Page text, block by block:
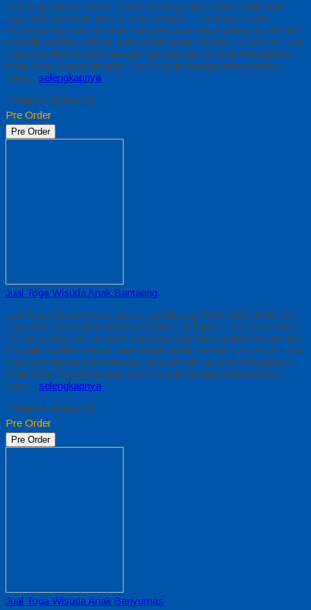
Jual Toga Wisuda Anak Jepara Hubungi 0812-2282-1060 Jual
Toga Wisuda Anak Jepara Jawa Tengah – Temukan Paket
Promosi toga wisuda anak komplet pada harga paling murah dan
memiliki kualitas terbaik, kami kasih untuk sekolah TK, PAUD , SD
Kami memberinya penawaran Special semua level Pengajaran
Anak Umur Dasar dengan Fitur Produk sebagaimana berikut :
Kain… selengkapnya
*Harga Hubungi CS
Pre Order
Pre Order
Jual Toga Wisuda Anak Bantaeng
Jual Toga Wisuda Anak Bantaeng Hubungi 0812-2282-1060 Jual
Toga Wisuda Anak Bantaeng Sulawesi Selatan – Temukan Paket
Promosi toga wisuda anak komplet pada harga paling murah dan
memiliki kualitas terbaik, kami kasih untuk sekolah TK, PAUD , SD
Kami memberinya penawaran Special semua level Pengajaran
Anak Umur Dasar dengan Fitur Produk sebagaimana berikut :
Kain… selengkapnya
*Harga Hubungi CS
Pre Order
Pre Order
Jual Toga Wisuda Anak Banyumas